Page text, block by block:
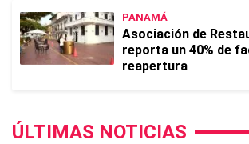
PANAMÁ
Asociación de
reporta un 40% de
reapertura
ÚLTIMAS NOTICIAS